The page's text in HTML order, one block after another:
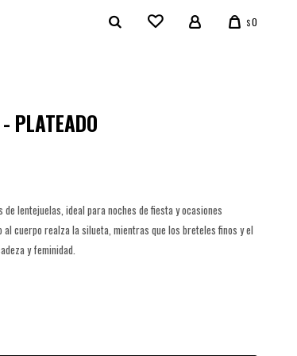
$0
PLATEADO
lentejuelas, ideal para noches de fiesta y ocasiones
al cuerpo realza la silueta, mientras que los breteles finos y el
y feminidad.